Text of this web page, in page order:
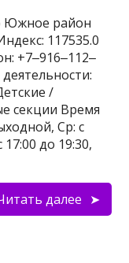
Южное район
117535.0
+7‒916‒112‒
/
секции Время
Ср: с
до 19:30,
далее